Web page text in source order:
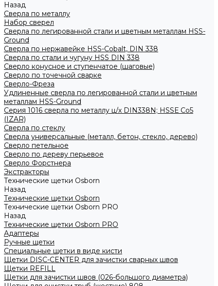
Назад
Сверла по металлу
Набор сверел
Сверла по легированной стали и цветным металлам HSS-
Ground
Сверла по нержавейке HSS-Cobalt, DIN 338
Сверла по стали и чугуну HSS DIN 338
Сверло конусное и ступенчатое (шаговые)
Сверло по точечной сварке
Сверло-Фреза
Удлиненные сверла по легированной стали и цветным
металлам HSS-Ground
Серия 1016 сверла по металлу ц/х DIN338N; HSSЕ Со5
(IZAR)
Сверла по стеклу
Сверла универсальные (металл, бетон, стекло, дерево)
Сверло петельное
Сверло по дереву перьевое
Сверло Форстнера
Экстракторы
Технические щетки Osborn
Назад
Технические щетки Osborn
Технические щетки Osborn PRO
Назад
Технические щетки Osborn PRO
Адаптеры
Ручные щетки
Специальные щетки в виде кисти
Щетки DISC-CENTER для зачистки сварных швов
Щетки REFILL
Щетки для зачистки швов (026-большого диаметра)